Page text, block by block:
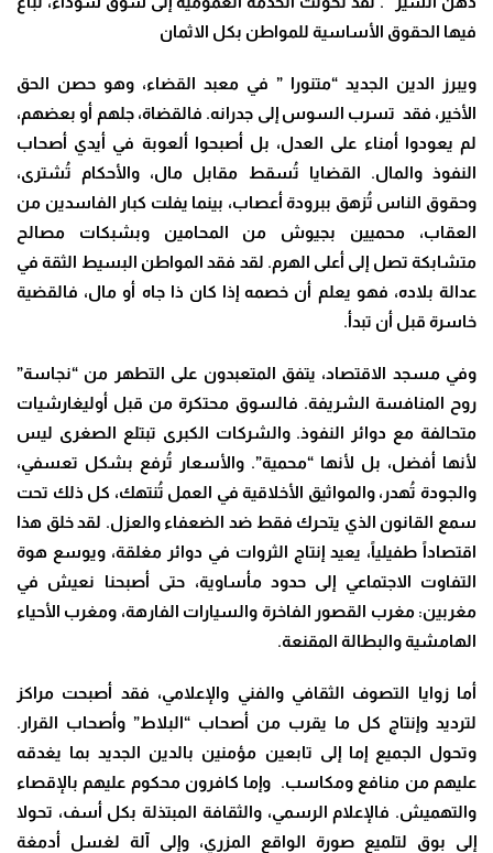
فيها الحقوق الأساسية للمواطن بكل الاثمان
ويبرز الدين الجديد “متنورا ” في معبد القضاء، وهو حصن الحق
الأخير، فقد تسرب السوس إلى جدرانه. فالقضاة، جلهم أو بعضهم،
لم يعودوا أمناء على العدل، بل أصبحوا ألعوبة في أيدي أصحاب
النفوذ والمال. القضايا تُسقط مقابل مال، والأحكام تُشترى،
وحقوق الناس تُزهق ببرودة أعصاب، بينما يفلت كبار الفاسدين من
العقاب، محميين بجيوش من المحامين وبشبكات مصالح
متشابكة تصل إلى أعلى الهرم. لقد فقد المواطن البسيط الثقة في
عدالة بلاده، فهو يعلم أن خصمه إذا كان ذا جاه أو مال، فالقضية
خاسرة قبل أن تبدأ.
وفي مسجد الاقتصاد، يتفق المتعبدون على التطهر من “نجاسة”
روح المنافسة الشريفة. فالسوق محتكرة من قبل أوليغارشيات
متحالفة مع دوائر النفوذ. والشركات الكبرى تبتلع الصغرى ليس
لأنها أفضل، بل لأنها “محمية”. والأسعار تُرفع بشكل تعسفي،
والجودة تُهدر، والمواثيق الأخلاقية في العمل تُنتهك، كل ذلك تحت
سمع القانون الذي يتحرك فقط ضد الضعفاء والعزل. لقد خلق هذا
اقتصاداً طفيلياً، يعيد إنتاج الثروات في دوائر مغلقة، ويوسع هوة
التفاوت الاجتماعي إلى حدود مأساوية، حتى أصبحنا نعيش في
مغربين: مغرب القصور الفاخرة والسيارات الفارهة، ومغرب الأحياء
الهامشية والبطالة المقنعة.
أما زوايا التصوف الثقافي والفني والإعلامي، فقد أصبحت مراكز
لترديد وإنتاج كل ما يقرب من أصحاب “البلاط” وأصحاب القرار.
وتحول الجميع إما إلى تابعين مؤمنين بالدين الجديد بما يغدقه
عليهم من منافع ومكاسب. وإما كافرون محكوم عليهم بالإقصاء
والتهميش. فالإعلام الرسمي، والثقافة المبتذلة بكل أسف، تحولا
إلى بوق لتلميع صورة الواقع المزري، وإلى آلة لغسل أدمغة